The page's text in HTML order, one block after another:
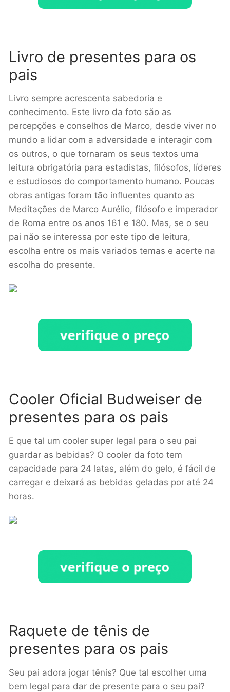
Livro de presentes para os
pais
Livro sempre acrescenta sabedoria e
conhecimento. Este livro da foto são as
percepções e conselhos de Marco, desde viver no
mundo a lidar com a adversidade e interagir com
os outros, o que tornaram os seus textos uma
leitura obrigatória para estadistas, filósofos, líderes
e estudiosos do comportamento humano. Poucas
obras antigas foram tão influentes quanto as
Meditações de Marco Aurélio, filósofo e imperador
de Roma entre os anos 161 e 180. Mas, se o seu
pai não se interessa por este tipo de leitura,
escolha entre os mais variados temas e acerte na
escolha do presente.
Cooler Oficial Budweiser de
presentes para os pais
E que tal um cooler super legal para o seu pai
guardar as bebidas? O cooler da foto tem
capacidade para 24 latas, além do gelo, é fácil de
carregar e deixará as bebidas geladas por até 24
horas.
Raquete de tênis de
presentes para os pais
Seu pai adora jogar tênis? Que tal escolher uma
bem legal para dar de presente para o seu pai?